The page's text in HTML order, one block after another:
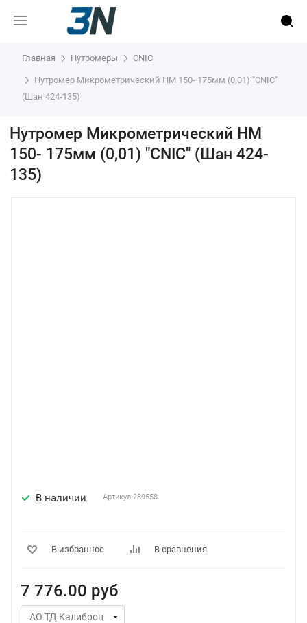
Главная Нутромеры CNIC
Нутромер Микрометрический НМ 150- 175мм (0,01) "CNIC"
(Шан 424-135)
Нутромер Микрометрический НМ
150- 175мм (0,01) "CNIC" (Шан 424-
135)
В наличии Артикул 289558
В избранное В сравнения
7 776.00 руб